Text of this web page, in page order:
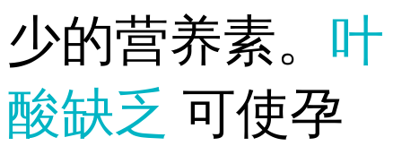
少的营养素。 叶
酸缺乏 可使孕